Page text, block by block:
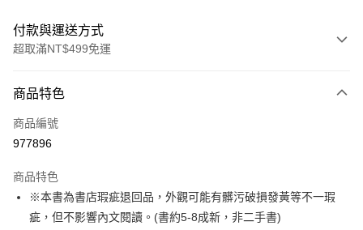
付款與運送方式
超取滿NT$499免運
信用卡一次付款
ATM付款
運送方式
付款後全家取貨
每筆NT$60，滿NT$499(含以上)免運費
商品特色
商品編號
977896
商品特色
※本書為書店瑕疵退回品，外觀可能有髒污破損發黃等不一瑕
疵，但不影響內文閱讀。(書約5-8成新，非二手書)